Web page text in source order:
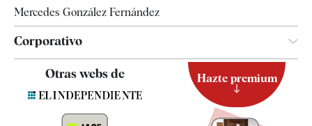
Mercedes González Fernández
Corporativo
Contacto
Otras webs de Hazte premium